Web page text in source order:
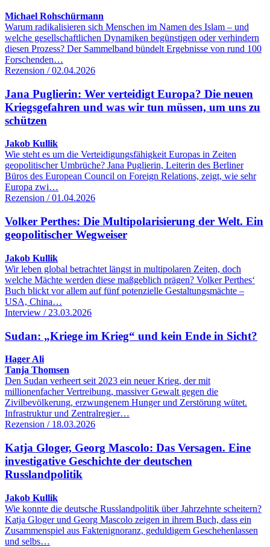
Michael Rohschürmann
Warum radikalisieren sich Menschen im Namen des Islam – und
welche gesellschaftlichen Dynamiken begünstigen oder verhindern
diesen Prozess? Der Sammelband bündelt Ergebnisse von rund 100
Forschenden…
Rezension / 02.04.2026
Jana Puglierin: Wer verteidigt Europa? Die neuen
Kriegsgefahren und was wir tun müssen, um uns zu
schützen
Jakob Kullik
Wie steht es um die Verteidigungsfähigkeit Europas in Zeiten
geopolitischer Umbrüche? Jana Puglierin, Leiterin des Berliner
Büros des European Council on Foreign Relations, zeigt, wie sehr
Europa zwi…
Rezension / 01.04.2026
Volker Perthes: Die Multipolarisierung der Welt. Ein
geopolitischer Wegweiser
Jakob Kullik
Wir leben global betrachtet längst in multipolaren Zeiten, doch
welche Mächte werden diese maßgeblich prägen? Volker Perthes‘
Buch blickt vor allem auf fünf potenzielle Gestaltungsmächte –
USA, China…
Interview / 23.03.2026
Sudan: „Kriege im Krieg“ und kein Ende in Sicht?
Hager Ali
Tanja Thomsen
Den Sudan verheert seit 2023 ein neuer Krieg, der mit
millionenfacher Vertreibung, massiver Gewalt gegen die
Zivilbevölkerung, erzwungenem Hunger und Zerstörung wütet.
Infrastruktur und Zentralregier…
Rezension / 18.03.2026
Katja Gloger, Georg Mascolo: Das Versagen. Eine
investigative Geschichte der deutschen
Russlandpolitik
Jakob Kullik
Wie konnte die deutsche Russlandpolitik über Jahrzehnte scheitern?
Katja Gloger und Georg Mascolo zeigen in ihrem Buch, dass ein
Zusammenspiel aus Faktenignoranz, geduldigem Geschehenlassen
und selbs…